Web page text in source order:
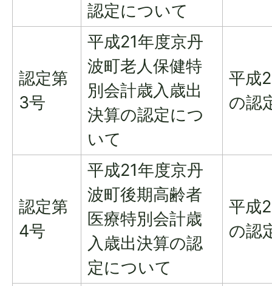
認定について
認定第
3号
平成21年度京丹
波町老人保健特
別会計歳入歳出
決算の認定につ
いて
平成
の認
認定第
4号
平成21年度京丹
波町後期高齢者
医療特別会計歳
入歳出決算の認
定について
平成
の認